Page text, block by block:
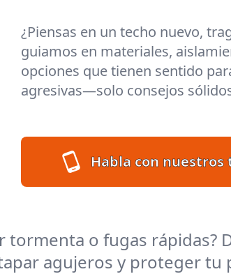
¿Piensas en un techo nuevo,
guiamos en materiales,
opciones que tienen sentido
agresivas—solo consejos
Habla con nuestros
tormenta o fugas rápidas?
agujeros y proteger tu